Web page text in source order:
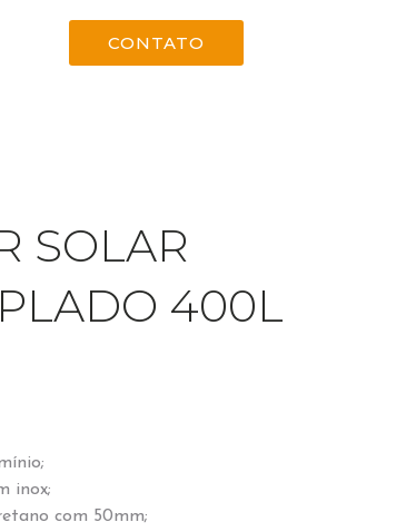
CONTATO
SOLAR
400L
inox;
com 50mm;